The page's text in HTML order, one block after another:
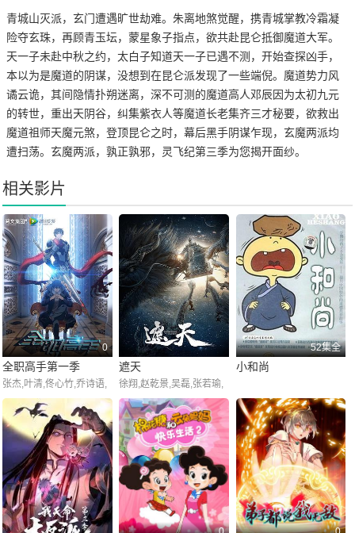
青城山灭派，玄门遭遇旷世劫难。朱离地煞觉醒，携青城掌教冷霜凝
险夺玄珠，再顾青玉坛，蒙星象子指点，欲共赴昆仑抵御魔道大军。
天一子未赴中秋之约，太白子知道天一子已遇不测，开始查探凶手，
本以为是魔道的阴谋，没想到在昆仑派发现了一些端倪。魔道势力风
谲云诡，其间隐情扑朔迷离，深不可测的魔道高人邓辰因为太初九元
的转世，重出天阴谷，纠集紫衣人等魔道长老集齐三才秘要，欲救出
魔道祖师天魔元煞，登顶昆仑之时，幕后黑手阴谋乍现，玄魔两派均
遭扫荡。玄魔两派，孰正孰邪，灵飞纪第三季为您揭开面纱。
相关影片
0
全职高手第一季
张杰,叶清,佟心竹,乔诗语,
季冠霖,藤新,夏磊,魏超,苏
尚卿,宝木中阳,边江
遮天
徐翔,赵乾景,吴磊,张若瑜,
张欣,王肖兵,韩娇娇,李蝉
妃
52集全
小和尚